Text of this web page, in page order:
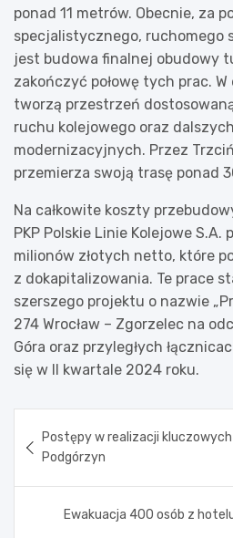
ponad 11 metrów. Obecnie, za
specjalistycznego, ruchomego
jest budowa finalnej obudowy
zakończyć połowę tych prac.
tworzą przestrzeń
ruchu kolejowego oraz
modernizacyjnych. Przez
przemierza swoją trasę ponad
Na całkowite koszty
PKP Polskie Linie Kolejowe S.A.
milionów złotych netto, które
z dokapitalizowania. Te prace
szerszego projektu o nazwie
274 Wrocław – Zgorzelec na
Góra oraz przyległych
się w II kwartale 2024 roku.
wpisu
Postępy w realizacji
Podgórzyn
Ewakuacja 400 osób z